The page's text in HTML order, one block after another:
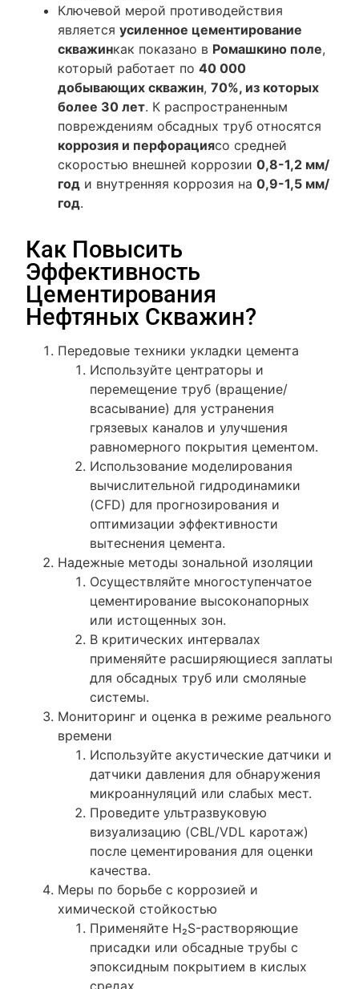
Ключевой мерой противодействия
является усиленное цементирование
скважинкак показано в Ромашкино поле,
который работает по 40 000
добывающих скважин, 70%, из которых
более 30 лет. К распространенным
повреждениям обсадных труб относятся
коррозия и перфорациясо средней
скоростью внешней коррозии 0,8-1,2 мм/
год и внутренняя коррозия на 0,9-1,5 мм/
год.
Как Повысить
Эффективность
Цементирования
Нефтяных Скважин?
Передовые техники укладки цемента
Используйте центраторы и
перемещение труб (вращение/
всасывание) для устранения
грязевых каналов и улучшения
равномерного покрытия цементом.
Использование моделирования
вычислительной гидродинамики
(CFD) для прогнозирования и
оптимизации эффективности
вытеснения цемента.
Надежные методы зональной изоляции
Осуществляйте многоступенчатое
цементирование высоконапорных
или истощенных зон.
В критических интервалах
применяйте расширяющиеся заплаты
для обсадных труб или смоляные
системы.
Мониторинг и оценка в режиме реального
времени
Используйте акустические датчики и
датчики давления для обнаружения
микроаннуляций или слабых мест.
Проведите ультразвуковую
визуализацию (CBL/VDL каротаж)
после цементирования для оценки
качества.
Меры по борьбе с коррозией и
химической стойкостью
Применяйте H₂S-растворяющие
присадки или обсадные трубы с
эпоксидным покрытием в кислых
средах.